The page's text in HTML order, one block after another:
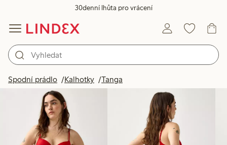
30denní lhůta pro vrácení
Spodní prádlo Kalhotky Tanga